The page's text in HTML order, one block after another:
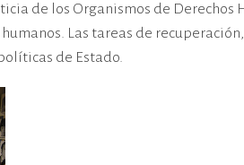
de los Organismos de
Las tareas de
de Estado.